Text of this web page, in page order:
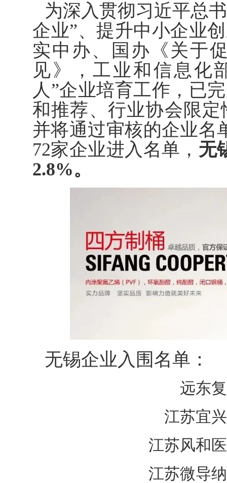
为深入贯彻习近平总
企业”、提升中小企业
实中办、国办《关于
见》，工业和信息化
人”企业培育工作，已
和推荐、行业协会限
并将通过审核的企业名
72家企业进入名单， 无
2.8%。
无锡企业入围名单：
远东
江苏宜
江苏风和
江苏微导